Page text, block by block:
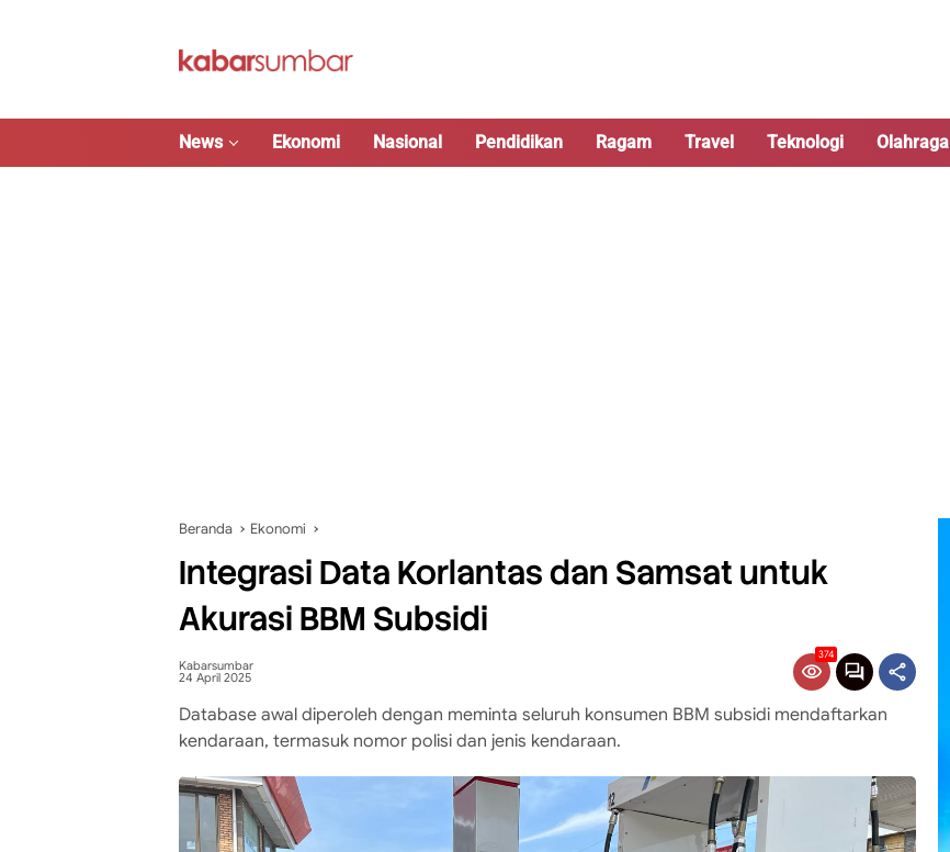
News Ekonomi Nasional Pendidikan Ragam Travel Teknologi Olahraga
Beranda Ekonomi
Integrasi Data Korlantas dan Samsat untuk
Akurasi BBM Subsidi
Kabarsumbar
24 April 2025
374
Database awal diperoleh dengan meminta seluruh konsumen BBM subsidi mendaftarkan
kendaraan, termasuk nomor polisi dan jenis kendaraan.